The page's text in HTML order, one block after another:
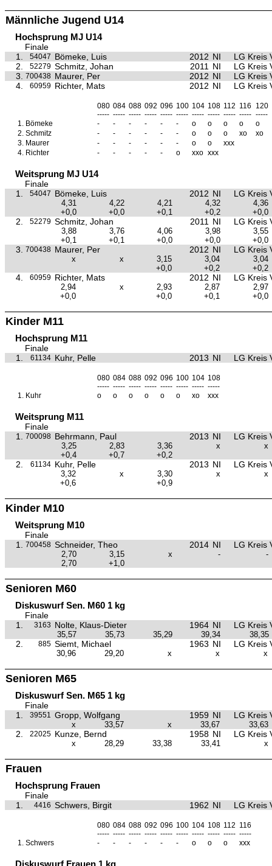
Männliche Jugend U14
Hochsprung MJ U14
Finale
1.
54047 Bömeke, Luis 2012 NI
LG Kreis
2.
52279 Schmitz, Johan 2011 NI
LG Kreis
3.
700438 Maurer, Per 2012 NI
LG Kreis
4.
60959 Richter, Mats 2012 NI LG Kreis
080 084 088 092 096 100 104 108 112 116
120
----- ----- ----- ----- ----- ----- ----- ----- ----- ----- -----
1. Bömeke - - - - - - o o o o
o
2. Schmitz - - - - - - o o o xo
xo
3. Maurer - - - - - - o o
xxx
4. Richter - - - - - o xxo xxx
Weitsprung MJ U14
Finale
1.
54047 Bömeke, Luis 2012 NI LG Kreis
4,31 4,22 4,21 4,32
4,36
+0,0
+0,0 +0,1 +0,2 +0,0
2. 52279 Schmitz, Johan 2011 NI LG Kreis
3,88 3,76 4,06 3,98
3,55
+0,1
+0,1 +0,0 +0,0 +0,0
3. 700438 Maurer, Per 2012 NI LG Kreis
x x 3,15 3,04
3,04
+0,0
+0,2 +0,2
4. 60959 Richter, Mats 2012 NI LG Kreis
2,94 x 2,93 2,87
2,97
+0,0
+0,0 +0,1 +0,0
Kinder M11
Hochsprung M11
Finale
1.
61134 Kuhr, Pelle 2013 NI LG Kreis
080 084 088 092 096 100 104 108
----- ----- ----- ----- ----- ----- ----- -----
1. Kuhr o o o o o o xo xxx
Weitsprung M11
Finale
1.
700098 Behrmann, Paul 2013 NI LG Kreis
3,25 2,83 3,36 x
x
+0,4
+0,7 +0,2
2. 61134 Kuhr, Pelle 2013 NI LG Kreis
3,32 x 3,30 x
x
+0,6
+0,9
Kinder M10
Weitsprung M10
Finale
1.
700458 Schneider, Theo 2014 NI LG Kreis
2,70 3,15 x -
-
2,70
+1,0
Senioren M60
Diskuswurf Sen. M60 1 kg
Finale
1.
3163 Nolte, Klaus-Dieter 1964 NI LG Kreis
35,57 35,73 35,29 39,34 38,35
2. 885 Siemt, Michael 1963 NI LG Kreis
30,96 29,20 x x x
Senioren M65
Diskuswurf Sen. M65 1 kg
Finale
1.
39551 Gropp, Wolfgang 1959 NI LG Kreis
x 33,57 x 33,67 33,63
2. 22025 Kunze, Bernd 1958 NI LG Kreis
x 28,29 33,38 33,41 x
Frauen
Hochsprung Frauen
Finale
1.
4416 Schwers, Birgit 1962 NI LG Kreis
080 084 088 092 096 100 104 108 112 116
----- ----- ----- ----- ----- ----- ----- ----- ----- -----
1. Schwers - - - - - - o o o xxx
Diskuswurf Frauen 1 kg